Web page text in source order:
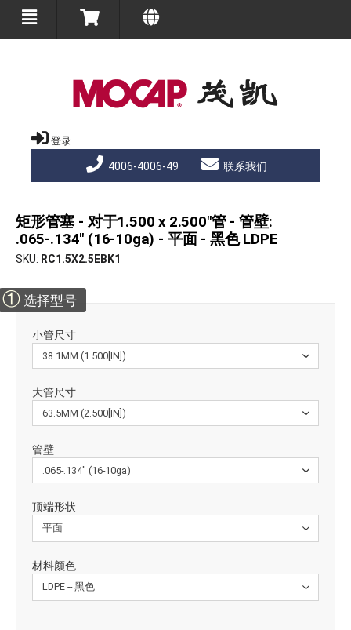
登录
4006-4006-49 联系我们
矩形管塞 - 对于1.500 x 2.500"管 - 管壁:
.065-.134" (16-10ga) - 平面 - 黑色 LDPE
SKU RC1.5X2.5EBK1
① 选择型号
小管尺寸
大管尺寸
管壁
顶端形状
材料颜色